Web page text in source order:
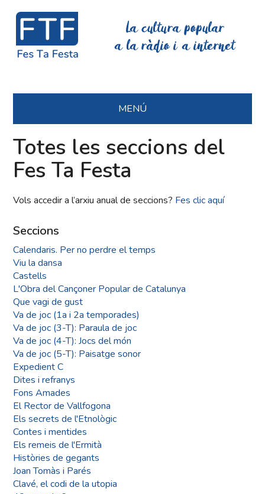
La cultura popular
a la ràdio i a internet
MENÚ
Totes les seccions del
Fes Ta Festa
Vols accedir a l’arxiu anual de seccions? Fes clic aquí
Seccions
Calendaris. Per no perdre el temps
Viu la dansa
Castells
L'Obra del Cançoner Popular de Catalunya
Que vagi de gust
Va de joc (1a i 2a temporades)
Va de joc (3-T): Paraula de joc
Va de joc (4-T): Jocs del món
Va de joc (5-T): Paisatge sonor
Expedient C
Dites i refranys
Fons Amades
El Rector de Vallfogona
Els secrets de l'Etnològic
Contes i mentides
Els remeis de l'Ermità
Històries de gegants
Joan Tomàs i Parés
Clavé, el codi de la utopia